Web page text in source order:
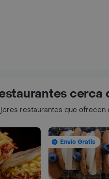
cerca
restaurantes que ofrecen
Envío Gratis